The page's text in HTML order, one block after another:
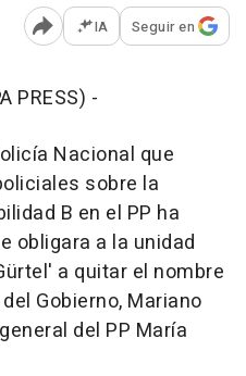
Abrir opciones para
IA Seguir en
PRESS) -
Nacional que
sobre la
B en el PP ha
obligara a la unidad
a quitar el nombre
Gobierno, Mariano
del PP María